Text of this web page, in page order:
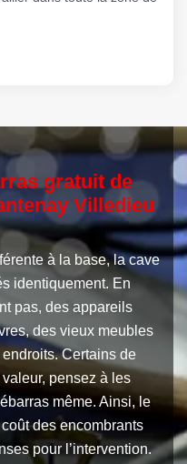
gratuit de
Villedieu
à la base, la cave
identiquement. En
pas, des appareils
des vieux meubles
Certains de
pensez à les
même. Ainsi, le
des encombrants
pour l’intervention.